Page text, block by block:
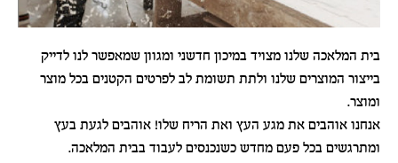
בית המלאכה שלנו מצויד במיכון חדשני ומגוון שמאפשר לנו לדייק
בייצור המוצרים שלנו ולתת תשומת לב לפרטים הקטנים בכל מוצר
ומוצר.
אנחנו אוהבים את מגע העץ ואת הריח שלו! אוהבים לגעת בעץ
ומתרגשים בכל פעם מחדש כשנכנסים לעבוד בבית המלאכה.